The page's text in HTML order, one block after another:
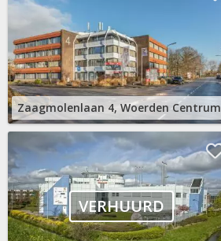
Zaagmolenlaan 4, Woerden Centrum
VERHUURD